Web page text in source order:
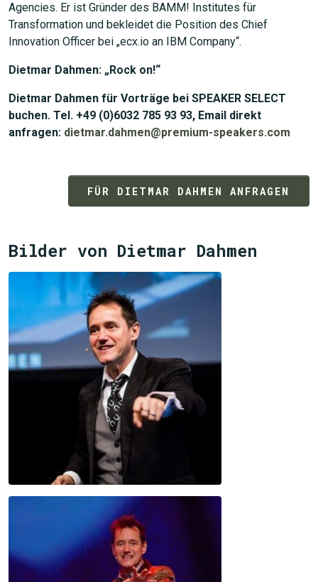
Agencies. Er ist Gründer des BAMM! Institutes für
Transformation und bekleidet die Position des Chief
Innovation Officer bei „ecx.io an IBM Company“.
Dietmar Dahmen: „Rock on!“
Dietmar Dahmen für Vorträge bei SPEAKER SELECT
buchen. Tel. +49 (0)6032 785 93 93, Email direkt
anfragen: dietmar.dahmen@premium-speakers.com
FÜR DIETMAR DAHMEN ANFRAGEN
Bilder von Dietmar Dahmen